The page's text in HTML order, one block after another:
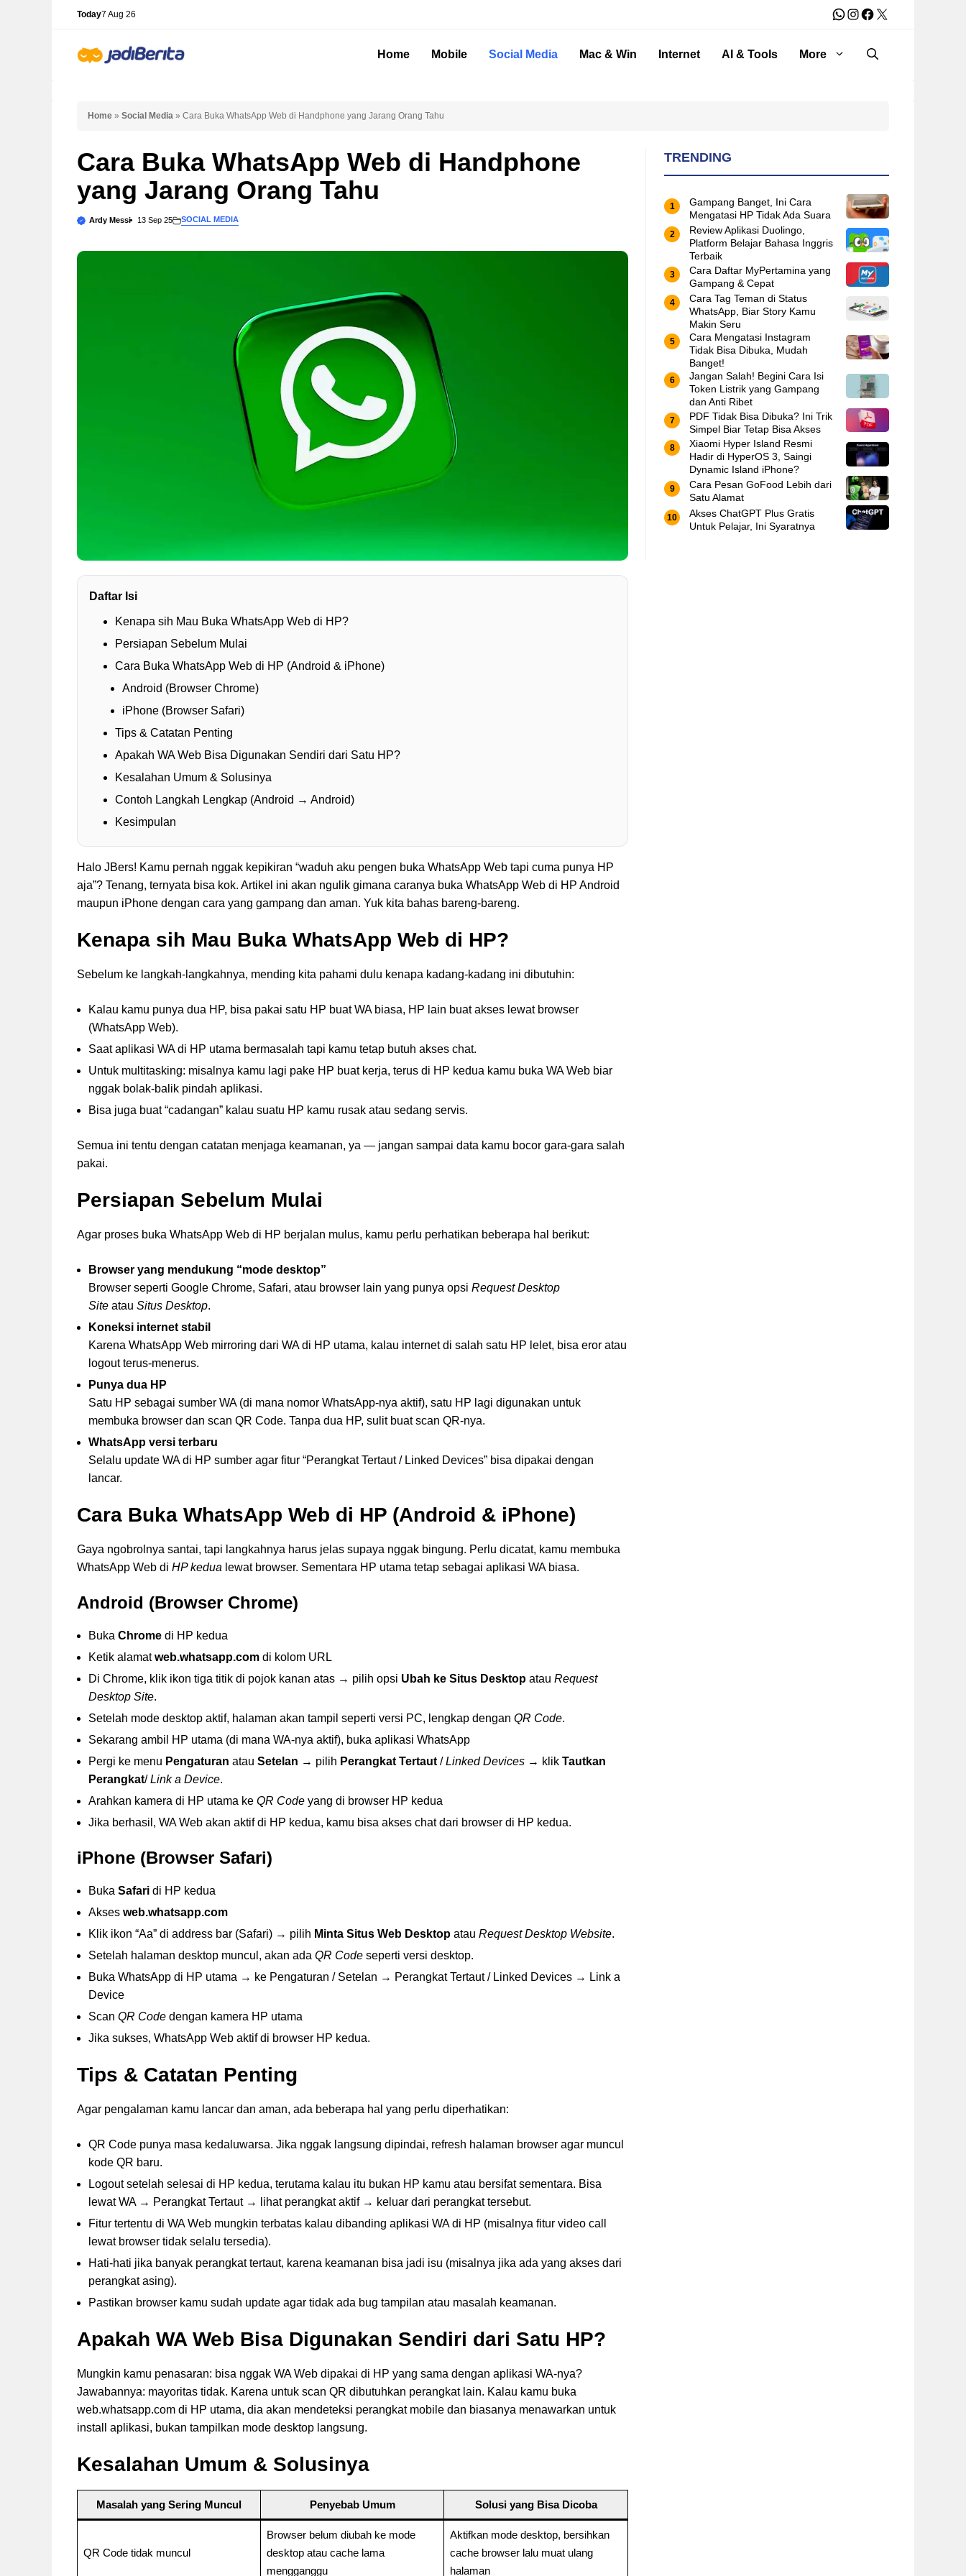
Today7 Aug 26 WhatsApp
Instagram
Facebook
X
Home Mobile Social Media Mac & Win Internet AI & Tools More
Home » Social Media » Cara Buka WhatsApp Web di Handphone yang Jarang Orang Tahu
Cara Buka WhatsApp Web di Handphone
yang Jarang Orang Tahu
Ardy Messi 13 Sep 25 SOCIAL MEDIA
Daftar Isi
Kenapa sih Mau Buka WhatsApp Web di HP?
Persiapan Sebelum Mulai
Cara Buka WhatsApp Web di HP (Android & iPhone)
Android (Browser Chrome)
iPhone (Browser Safari)
Tips & Catatan Penting
Apakah WA Web Bisa Digunakan Sendiri dari Satu HP?
Kesalahan Umum & Solusinya
Contoh Langkah Lengkap (Android → Android)
Kesimpulan
Halo JBers! Kamu pernah nggak kepikiran “waduh aku pengen buka WhatsApp Web tapi cuma punya HP
aja”? Tenang, ternyata bisa kok. Artikel ini akan ngulik gimana caranya buka WhatsApp Web di HP Android
maupun iPhone dengan cara yang gampang dan aman. Yuk kita bahas bareng-bareng.
Kenapa sih Mau Buka WhatsApp Web di HP?
Sebelum ke langkah-langkahnya, mending kita pahami dulu kenapa kadang-kadang ini dibutuhin:
Kalau kamu punya dua HP, bisa pakai satu HP buat WA biasa, HP lain buat akses lewat browser
(WhatsApp Web).
Saat aplikasi WA di HP utama bermasalah tapi kamu tetap butuh akses chat.
Untuk multitasking: misalnya kamu lagi pake HP buat kerja, terus di HP kedua kamu buka WA Web biar
nggak bolak-balik pindah aplikasi.
Bisa juga buat “cadangan” kalau suatu HP kamu rusak atau sedang servis.
Semua ini tentu dengan catatan menjaga keamanan, ya — jangan sampai data kamu bocor gara-gara salah
pakai.
Persiapan Sebelum Mulai
Agar proses buka WhatsApp Web di HP berjalan mulus, kamu perlu perhatikan beberapa hal berikut:
Browser yang mendukung “mode desktop”
Browser seperti Google Chrome, Safari, atau browser lain yang punya opsi Request Desktop
Site atau Situs Desktop.
Koneksi internet stabil
Karena WhatsApp Web mirroring dari WA di HP utama, kalau internet di salah satu HP lelet, bisa eror atau
logout terus-menerus.
Punya dua HP
Satu HP sebagai sumber WA (di mana nomor WhatsApp-nya aktif), satu HP lagi digunakan untuk
membuka browser dan scan QR Code. Tanpa dua HP, sulit buat scan QR-nya.
WhatsApp versi terbaru
Selalu update WA di HP sumber agar fitur “Perangkat Tertaut / Linked Devices” bisa dipakai dengan
lancar.
Cara Buka WhatsApp Web di HP (Android & iPhone)
Gaya ngobrolnya santai, tapi langkahnya harus jelas supaya nggak bingung. Perlu dicatat, kamu membuka
WhatsApp Web di HP kedua lewat browser. Sementara HP utama tetap sebagai aplikasi WA biasa.
Android (Browser Chrome)
Buka Chrome di HP kedua
Ketik alamatweb.whatsapp.com di kolom URL
Di Chrome, klik ikon tiga titik di pojok kanan atas → pilih opsi Ubah ke Situs Desktop atau Request
Desktop Site.
Setelah mode desktop aktif, halaman akan tampil seperti versi PC, lengkap dengan QR Code.
Sekarang ambil HP utama (di mana WA-nya aktif), buka aplikasi WhatsApp
Pergi ke menu Pengaturan atau Setelan → pilih Perangkat Tertaut/Linked Devices → klik Tautkan
Perangkat/Link a Device.
Arahkan kamera di HP utama ke QR Code yang di browser HP kedua
Jika berhasil, WA Web akan aktif di HP kedua, kamu bisa akses chat dari browser di HP kedua.
iPhone (Browser Safari)
Buka Safari di HP kedua
Akses web.whatsapp.com
Klik ikon “Aa” di address bar (Safari) → pilih Minta Situs Web Desktop atau Request Desktop Website.
Setelah halaman desktop muncul, akan ada QR Code seperti versi desktop.
Buka WhatsApp di HP utama → ke Pengaturan / Setelan → Perangkat Tertaut / Linked Devices → Link a
Device
Scan QR Code dengan kamera HP utama
Jika sukses, WhatsApp Web aktif di browser HP kedua.
Tips & Catatan Penting
Agar pengalaman kamu lancar dan aman, ada beberapa hal yang perlu diperhatikan:
QR Code punya masa kedaluwarsa. Jika nggak langsung dipindai, refresh halaman browser agar muncul
kode QR baru.
Logout setelah selesai di HP kedua, terutama kalau itu bukan HP kamu atau bersifat sementara. Bisa
lewat WA → Perangkat Tertaut → lihat perangkat aktif → keluar dari perangkat tersebut.
Fitur tertentu di WA Web mungkin terbatas kalau dibanding aplikasi WA di HP (misalnya fitur video call
lewat browser tidak selalu tersedia).
Hati-hati jika banyak perangkat tertaut, karena keamanan bisa jadi isu (misalnya jika ada yang akses dari
perangkat asing).
Pastikan browser kamu sudah update agar tidak ada bug tampilan atau masalah keamanan.
Apakah WA Web Bisa Digunakan Sendiri dari Satu HP?
Mungkin kamu penasaran: bisa nggak WA Web dipakai di HP yang sama dengan aplikasi WA-nya?
Jawabannya: mayoritas tidak. Karena untuk scan QR dibutuhkan perangkat lain. Kalau kamu buka
web.whatsapp.com di HP utama, dia akan mendeteksi perangkat mobile dan biasanya menawarkan untuk
install aplikasi, bukan tampilkan mode desktop langsung.
Kesalahan Umum & Solusinya
Masalah yang Sering Muncul Penyebab Umum Solusi yang Bisa Dicoba
QR Code tidak muncul
Browser belum diubah ke mode
desktop atau cache lama
mengganggu
Aktifkan mode desktop, bersihkan
cache browser lalu muat ulang
halaman
TRENDING
Gampang Banget, Ini Cara
Mengatasi HP Tidak Ada Suara
Review Aplikasi Duolingo,
Platform Belajar Bahasa Inggris
Terbaik
Cara Daftar MyPertamina yang
Gampang & Cepat
Cara Tag Teman di Status
WhatsApp, Biar Story Kamu
Makin Seru
Cara Mengatasi Instagram
Tidak Bisa Dibuka, Mudah
Banget!
Jangan Salah! Begini Cara Isi
Token Listrik yang Gampang
dan Anti Ribet
PDF Tidak Bisa Dibuka? Ini Trik
Simpel Biar Tetap Bisa Akses
Xiaomi Hyper Island Resmi
Hadir di HyperOS 3, Saingi
Dynamic Island iPhone?
Cara Pesan GoFood Lebih dari
Satu Alamat
Akses ChatGPT Plus Gratis
Untuk Pelajar, Ini Syaratnya